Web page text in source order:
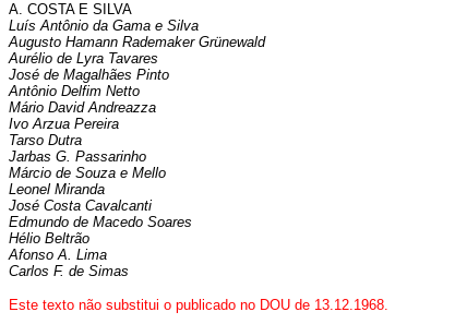
A. COSTA E SILVA
Luís Antônio da Gama e Silva
Augusto Hamann Rademaker Grünewald
Aurélio de Lyra Tavares
José de Magalhães Pinto
Antônio Delfim Netto
Mário David Andreazza
Ivo Arzua Pereira
Tarso Dutra
Jarbas G. Passarinho
Márcio de Souza e Mello
Leonel Miranda
José Costa Cavalcanti
Edmundo de Macedo Soares
Hélio Beltrão
Afonso A. Lima
Carlos F. de Simas
Este texto não substitui o publicado no DOU de 13.12.1968.